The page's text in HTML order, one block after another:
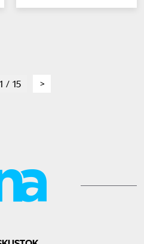
1 / 15 page